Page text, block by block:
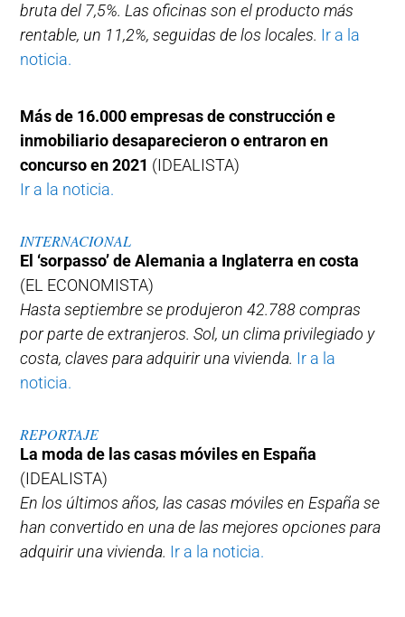
bruta del 7,5%. Las oficinas son el producto más
rentable, un 11,2%, seguidas de los locales. Ir a la
noticia.
Más de 16.000 empresas de construcción e
inmobiliario desaparecieron o entraron en
concurso en 2021 (IDEALISTA)
Ir a la noticia.
INTERNACIONAL
El ‘sorpasso’ de Alemania a Inglaterra en costa
(EL ECONOMISTA)
Hasta septiembre se produjeron 42.788 compras
por parte de extranjeros. Sol, un clima privilegiado y
costa, claves para adquirir una vivienda. Ir a la
noticia.
REPORTAJE
La moda de las casas móviles en España
(IDEALISTA)
En los últimos años, las casas móviles en España se
han convertido en una de las mejores opciones para
adquirir una vivienda. Ir a la noticia.